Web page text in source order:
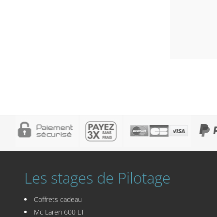
Les stages de Pilotage
Coffrets cadeau
Mc Laren 600 LT